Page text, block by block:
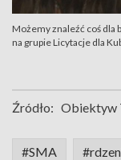
Możemy znaleźć coś dla
na grupie Licytacje dla
Źródło: Obiektyw
#SMA